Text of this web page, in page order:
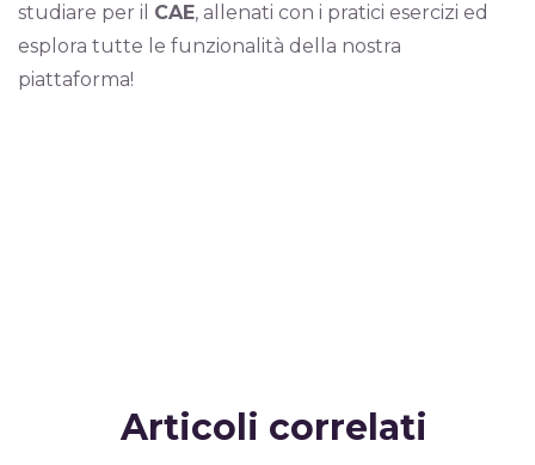
studiare per il CAE, allenati con i pratici esercizi ed
esplora tutte le funzionalità della nostra
piattaforma!
Articoli correlati